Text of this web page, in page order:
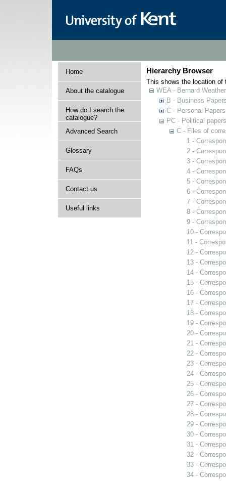
Home
About the catalogue
How do I search the
catalogue?
Advanced Search
Glossary
FAQs
Contact us
Useful links
Hierarchy Browser
This shows the location of
WEA - Bernard
B - Business
C - Personal Papers
PC - Political
C - Files of
1 -
2 -
3 -
4 -
5 -
6 -
7 -
8 -
9 -
10 -
11 -
12 -
13 -
14 -
15 -
16 -
17 -
18 -
19 -
20 -
21 -
22 -
23 -
24 -
25 -
26 -
27 -
28 -
29 -
30 -
31 -
32 -
33 -
34 -